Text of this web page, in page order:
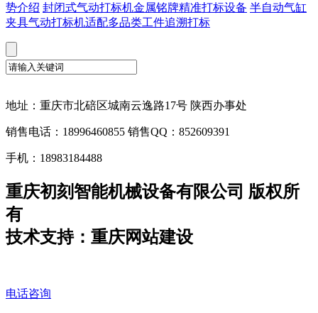
势介绍 封闭式气动打标机金属铭牌精准打标设备 半自动气缸
夹具气动打标机适配多品类工件追溯打标
地址：重庆市北碚区城南云逸路17号 陕西办事处
销售电话：18996460855 销售QQ：852609391
手机：18983184488
重庆初刻智能机械设备有限公司 版权所
有
技术支持：重庆网站建设
电话咨询